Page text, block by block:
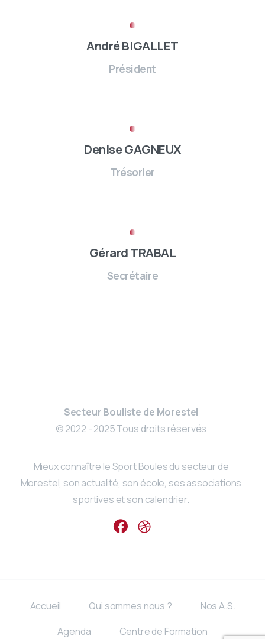
André BIGALLET
Président
Denise GAGNEUX
Trésorier
Gérard TRABAL
Secrétaire
Secteur Bouliste de Morestel
© 2022 - 2025 Tous droits réservés
Mieux connaître le Sport Boules du secteur de
Morestel, son actualité, son école, ses associations
sportives et son calendrier.
Accueil Qui sommes nous ?
Nos A.S.
Agenda
Centre de Formation